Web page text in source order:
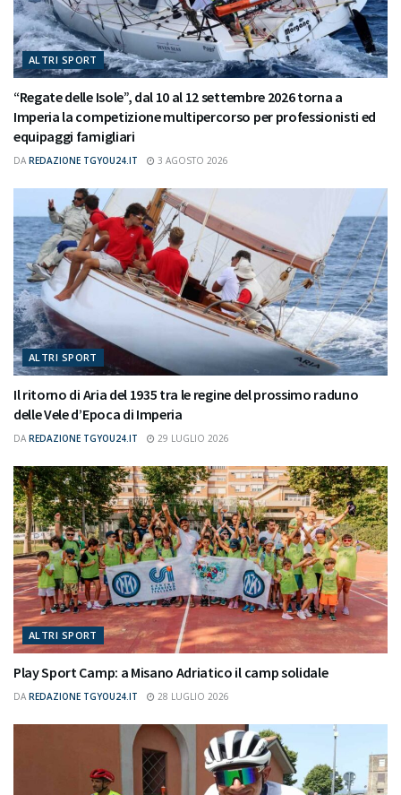
ALTRI SPORT
“Regate delle Isole”, dal 10 al 12 settembre 2026 torna a
Imperia la competizione multipercorso per professionisti ed
equipaggi famigliari
DA REDAZIONE TGYOU24.IT 3 AGOSTO 2026
ALTRI SPORT
Il ritorno di Aria del 1935 tra le regine del prossimo raduno
delle Vele d’Epoca di Imperia
DA REDAZIONE TGYOU24.IT 29 LUGLIO 2026
ALTRI SPORT
Play Sport Camp: a Misano Adriatico il camp solidale
DA REDAZIONE TGYOU24.IT 28 LUGLIO 2026